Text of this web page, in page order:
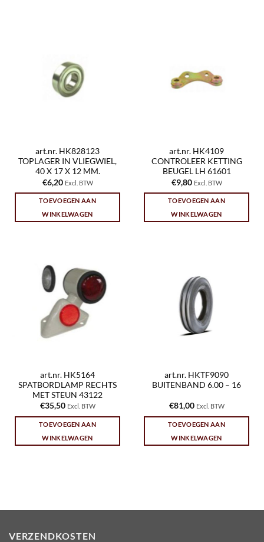
art.nr. HK828123
TOPLAGER IN VLIEGWIEL,
40 X 17 X 12 MM.
€6,20 Excl. BTW
TOEVOEGEN AAN
WINKELWAGEN
art.nr. HK4109
CONTROLEER KETTING
BEUGEL LH 61601
€9,80 Excl. BTW
TOEVOEGEN AAN
WINKELWAGEN
art.nr. HK5164
SPATBORDLAMP RECHTS
MET STEUN 43122
€35,50 Excl. BTW
TOEVOEGEN AAN
WINKELWAGEN
art.nr. HKTF9090
BUITENBAND 6.00 – 16
€81,00 Excl. BTW
TOEVOEGEN AAN
WINKELWAGEN
VERZENDKOSTEN